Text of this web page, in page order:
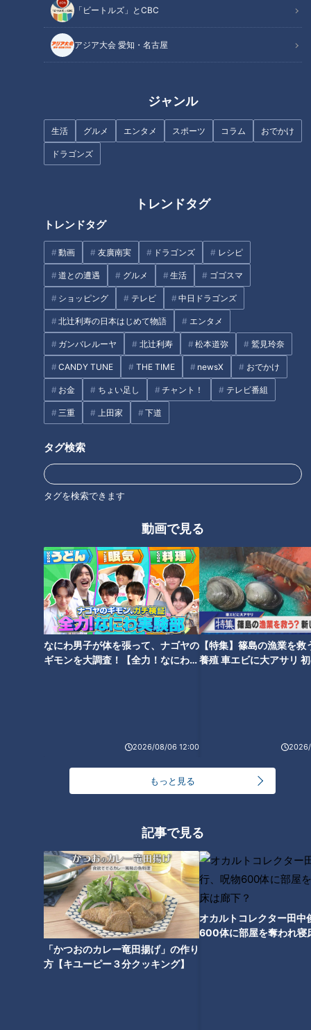
「ビートルズ」とCBC
アジア大会 愛知・名古屋
ジャンル
生活 グルメ エンタメ スポーツ コラム おでかけ
ドラゴンズ
トレンドタグ
トレンドタグ
動画 友廣南実 ドラゴンズ レシピ
道との遭遇 グルメ 生活 ゴゴスマ
ショッピング テレビ 中日ドラゴンズ
北辻利寿の日本はじめて物語 エンタメ
ガンバレルーヤ 北辻利寿 松本道弥 鷲見玲奈
CANDY TUNE THE TIME newsX おでかけ
お金 ちょい足し チャント！ テレビ番組
三重 上田家 下道
タグ検索
タグを検索できます
動画で見る
なにわ男子が体を張って、ナゴヤの
ギモンを大調査！【全力！なにわ実
2026/08/06 12:00
【特集】篠島の漁業を救
養殖 車エビに大アサリ
もっと見る
記事で見る
「かつおのカレー竜田揚げ」の作り
方【キユーピー３分クッキング】
オカルトコレクター田中
600体に部屋を奪われ寝
２作目は、伝説の大ヒット作の完全新作アニメ。「週刊少年ジ
ャンプ」連載作品として、1980年代の日本に大ブームを起こ
し、201１年に復活した「キン肉マン」の続編、正義超人、悪
どうぞご期待ください！！！！
■CBCテレビ TBS系列２８局ネット
見た人の憂鬱を吹き飛ばし、気持ちが「アガる」アニメを届け
るという強い思いを、直角に登っていく矢印と力強いタイポグ
ラフィに込めました。
■プロデューサー・柴田知宏（CBCテレビ） コメント
今、多くの魅力あるアニメコンテンツがある中で、新たな枠を
始める名古屋の局が、視聴者の皆さんに何を届けるのか？私た
ちは「読後感」を保証します！観ればテンションがアガる、ボ
ルテージがアガる、体温が、気持ちが、アガる！日曜の憂鬱な
に、そして世界に届け続けます！ご期待ください。
＜作品基本情報＞
Ⓒ未来人A・講談社／鑑定スキルで成り上がる製作委員会
Ⓒ未来人A・講談社／鑑定スキルで成り上がる製作委員会
【タイトル】
TVアニメ「転生貴族、鑑定スキルで成り上がる」
【放送情報】
4月8日（月）午前0時よりU-NEXT、アニメ放題、dアニメス
※配信日時は予告なく変更となる場合がございます。
【あらすじ】
異世界に転生した主人公アルス・ローベントは、小さな領地を
持つ弱小貴族の子として生きることになった。アルスには特別
な知力や武力はないが、生まれながらにして他人の能力・ステ
ータスを見抜く“鑑定スキル”を手にしていた。そのスキルを活